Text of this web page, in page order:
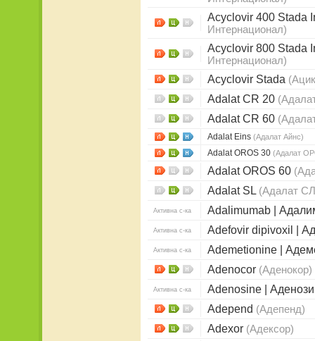
Acyclovir 400 Stada
Интернационал)
Acyclovir 800 Stada
Интернационал)
Acyclovir Stada
Adalat CR 20
Adalat CR 60
Adalat Eins (Адалат Айнс)
Adalat OROS 30 (Адалат
Adalat OROS 60
Adalat SL (Адалат
Adalimumab |
Активна с-ка
Adefovir dipivoxil |
Активна с-ка
Ademetionine |
Активна с-ка
Adenocor (Аденокор)
Adenosine |
Активна с-ка
Adepend (Адепенд)
Adexor (Адексор)